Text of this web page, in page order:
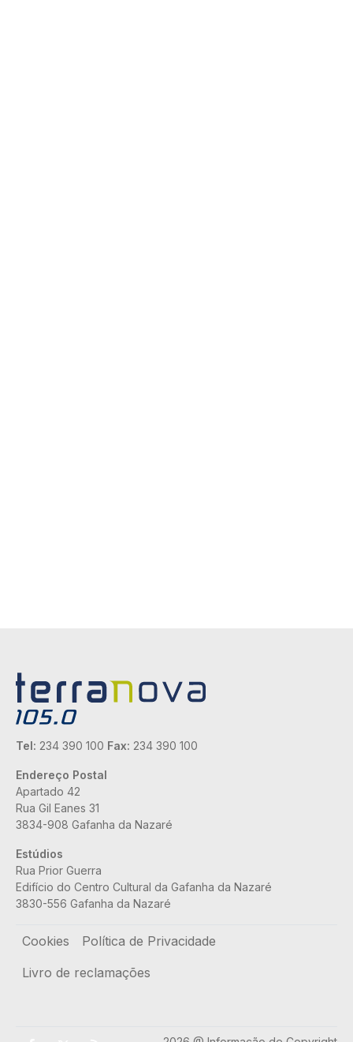
Tel: 234 390 100 Fax: 234 390 100
Endereço Postal
Apartado 42
Rua Gil Eanes 31
3834-908 Gafanha da Nazaré
Estúdios
Rua Prior Guerra
Edifício do Centro Cultural da Gafanha da Nazaré
3830-556 Gafanha da Nazaré
Rodapé
Cookies
Política de Privacidade
Livro de reclamações